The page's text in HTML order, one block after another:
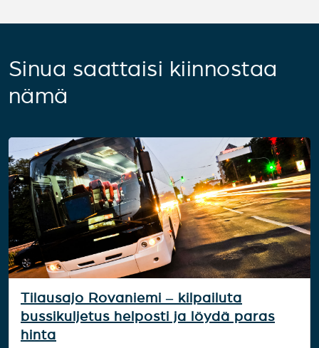
Sinua saattaisi kiinnostaa
nämä
Tilausajo Rovaniemi – kilpailuta
bussikuljetus helposti ja löydä paras
hinta